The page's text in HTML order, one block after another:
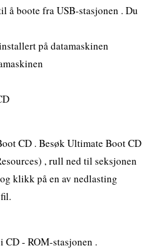
å boote fra USB-stasjonen . Du
på datamaskinen
CD . Besøk Ultimate Boot CD
, rull ned til seksjonen
klikk på en av nedlasting
CD - ROM-stasjonen .